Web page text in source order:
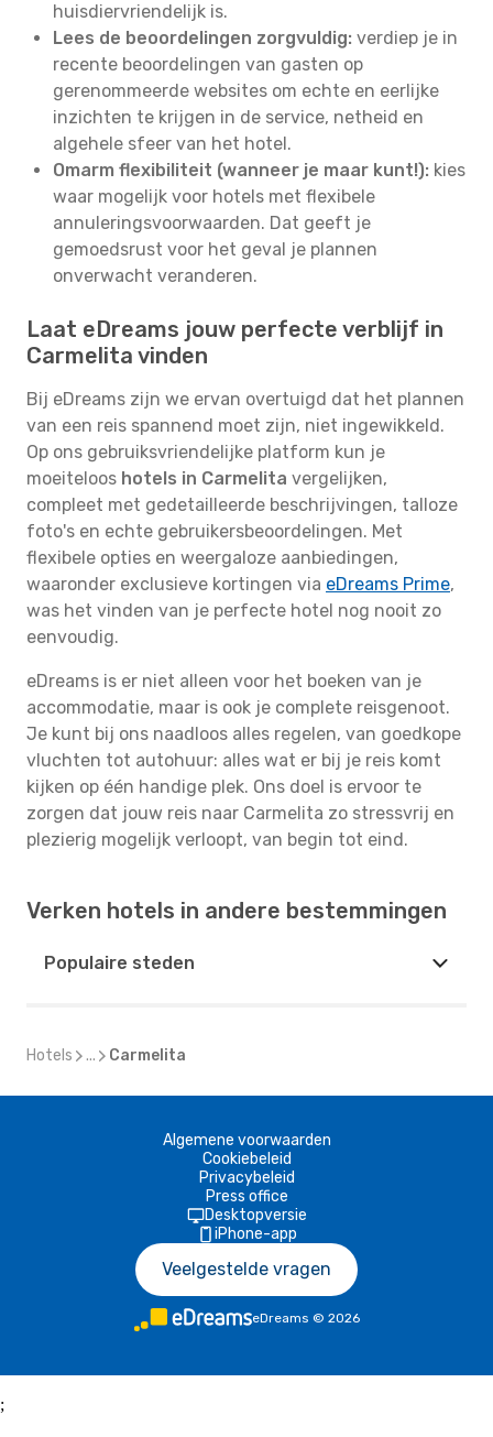
huisdiervriendelijk is.
Lees de beoordelingen zorgvuldig: verdiep je in
recente beoordelingen van gasten op
gerenommeerde websites om echte en eerlijke
inzichten te krijgen in de service, netheid en
algehele sfeer van het hotel.
Omarm flexibiliteit (wanneer je maar kunt!): kies
waar mogelijk voor hotels met flexibele
annuleringsvoorwaarden. Dat geeft je
gemoedsrust voor het geval je plannen
onverwacht veranderen.
Laat eDreams jouw perfecte verblijf in
Carmelita vinden
Bij eDreams zijn we ervan overtuigd dat het plannen
van een reis spannend moet zijn, niet ingewikkeld.
Op ons gebruiksvriendelijke platform kun je
moeiteloos hotels in Carmelita vergelijken,
compleet met gedetailleerde beschrijvingen, talloze
foto's en echte gebruikersbeoordelingen. Met
flexibele opties en weergaloze aanbiedingen,
waaronder exclusieve kortingen via eDreams Prime,
was het vinden van je perfecte hotel nog nooit zo
eenvoudig.
eDreams is er niet alleen voor het boeken van je
accommodatie, maar is ook je complete reisgenoot.
Je kunt bij ons naadloos alles regelen, van goedkope
vluchten tot autohuur: alles wat er bij je reis komt
kijken op één handige plek. Ons doel is ervoor te
zorgen dat jouw reis naar Carmelita zo stressvrij en
plezierig mogelijk verloopt, van begin tot eind.
Verken hotels in andere bestemmingen
Populaire steden
Hotels ... Carmelita
Algemene voorwaarden
Cookiebeleid
Privacybeleid
Press office
Desktopversie
iPhone-app
Veelgestelde vragen
eDreams © 2026
;